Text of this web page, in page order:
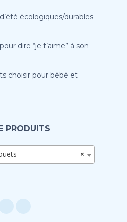
écologiques/durables
dire “je t’aime” à son
choisir pour bébé et
PRODUITS
×